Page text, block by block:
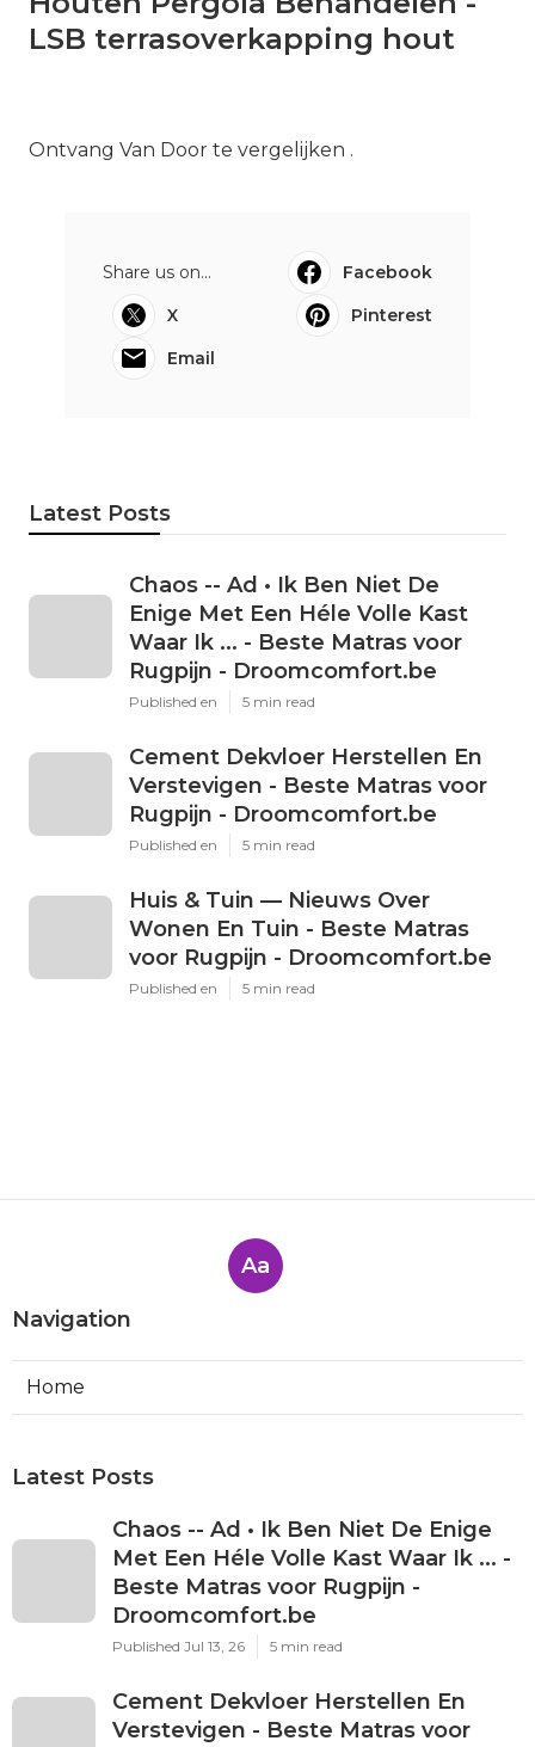
LSB terrasoverkapping hout
Ontvang Van Door te vergelijken .
Share us on...
Facebook
X
Pinterest
Email
Latest Posts
Chaos -- Ad • Ik Ben Niet De
Enige Met Een Héle Volle Kast
Waar Ik ... - Beste Matras voor
Rugpijn - Droomcomfort.be
Published en 5 min read
Cement Dekvloer Herstellen En
Verstevigen - Beste Matras voor
Rugpijn - Droomcomfort.be
Published en 5 min read
Huis & Tuin — Nieuws Over
Wonen En Tuin - Beste Matras
voor Rugpijn - Droomcomfort.be
Published en 5 min read
Aa
Navigation
Home
Latest Posts
Chaos -- Ad • Ik Ben Niet De Enige
Met Een Héle Volle Kast Waar Ik ... -
Beste Matras voor Rugpijn -
Droomcomfort.be
Published Jul 13, 26 5 min read
Cement Dekvloer Herstellen En
Verstevigen - Beste Matras voor